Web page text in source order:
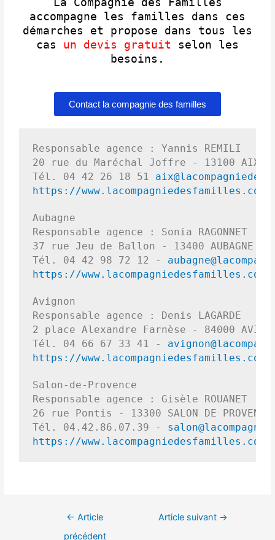
accompagne les familles dans ces
démarches et propose dans tous les
cas un devis gratuit selon les
besoins.
Contact la compagnie des familles
Responsable agence : Yannis REMILI
20 rue du Maréchal Joffre - 13100 AIX-EN-
Tél. 04 42 26 18 51
https://
Aubagne
Responsable agence : Sonia RAGONNET
37 rue Jeu de Ballon - 13400 AUBAGNE
Tél. 04 42 98 72 12 -
https://www.lacompagniedesfamilles.com/
Avignon
Responsable agence : Denis LAGARDE
2 place Alexandre Farnèse - 84000
Tél. 04 66 67 33 41 -
https://www.lacompagniedesfamilles.com/
Salon-de-Provence
Responsable agence : Gisèle ROUANET
26 rue Pontis - 13300 SALON DE PROVENCE
Tél. 04.42.86.07.39 -
https://
← Article
précédent
Article suivant →